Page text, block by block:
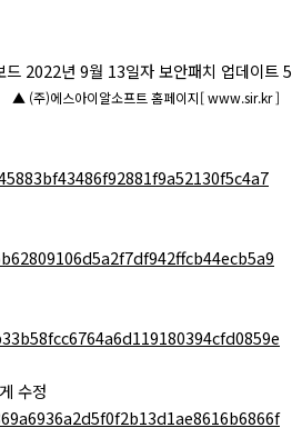
▲ (주)에스아이알소프트 홈페이지[ www.sir.kr ]
수정